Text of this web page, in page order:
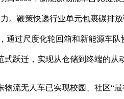
。鞭策快递行业单元包裹碳排
过尺度化轮回箱和新能源车
跃迁，实现从仓储到终端的从
无人车已实现校园、社区“